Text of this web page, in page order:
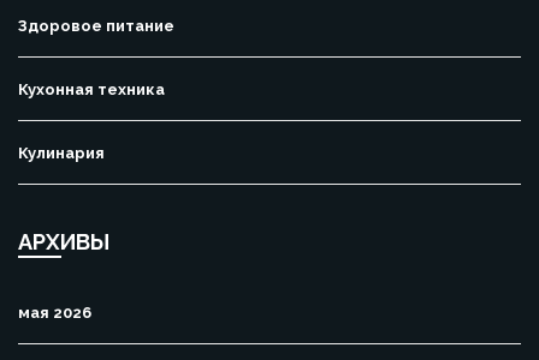
Здоровое питание
Кухонная техника
Кулинария
АРХИВЫ
мая 2026